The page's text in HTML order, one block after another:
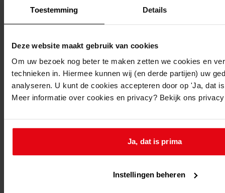
Toestemming Details
Deze website maakt gebruik van cookies
Om uw bezoek nog beter te maken zetten we cookies en
technieken in. Hiermee kunnen wij (en derde partijen) uw
analyseren. U kunt de cookies accepteren door op 'Ja, dat
Meer informatie over cookies en privacy? Bekijk ons
Ja, dat is prima
Instellingen beheren
Kerkelijke gezindte:
Toegangsnummer:
1702-09 Doop-, trouw- en begraafboeken Enkhuizen,
1581-1910
Inventarisnummer :
13
173.
Dit bestand is nog niet gecontroleerd op volledigheid